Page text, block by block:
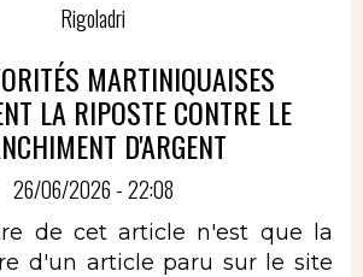
Rigoladri
MARTINIQUAISES
LA RIPOSTE CONTRE LE
D'ARGENT
26/06/2026 - 22:08
cet article n'est que la
d'un article paru sur le site